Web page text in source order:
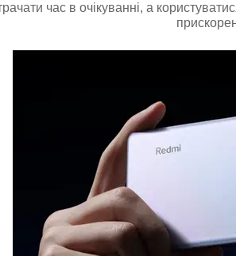
час в очікуванні, а